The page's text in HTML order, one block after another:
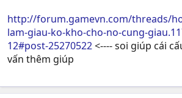
http://forum.gamevn.com/threads/
lam-giau-ko-kho-cho-no-cung-
12#post-25270522<---- soi giúp cái
vấn thêm giúp